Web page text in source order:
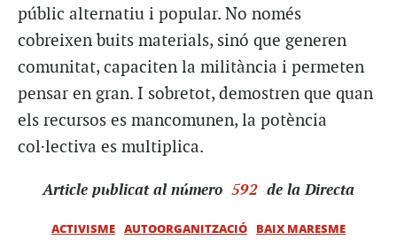
públic alternatiu i popular. No només
cobreixen buits materials, sinó que generen
comunitat, capaciten la militància i permeten
pensar en gran. I sobretot, demostren que quan
els recursos es mancomunen, la potència
col·lectiva es multiplica.
Article publicat al número 592 de la Directa
ACTIVISME AUTOORGANITZACIÓ
BAIX MARESME